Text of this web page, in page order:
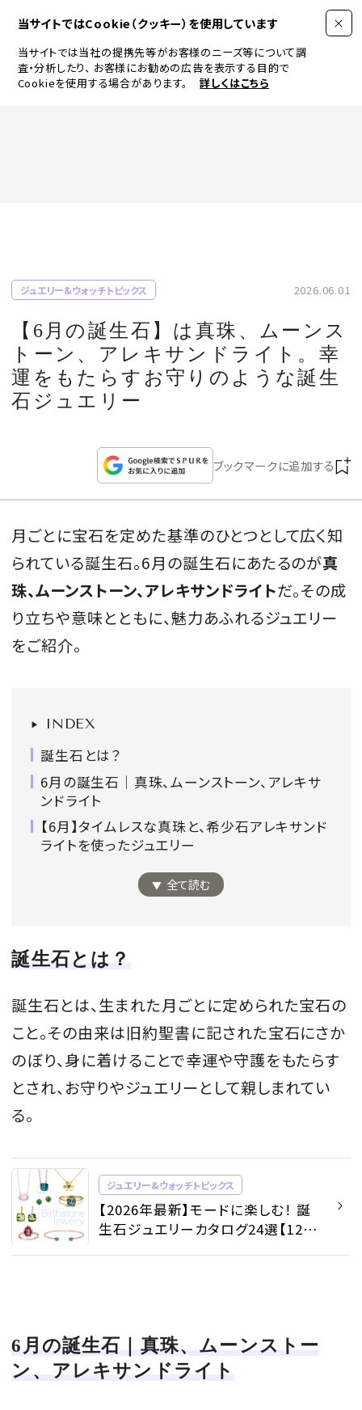
当サイトではCookie（クッキー）を使用しています
当サイトでは当社の提携先等がお客様のニーズ等について調
査・分析したり、 お客様にお勧めの広告を表示する目的で
Cookieを使用する場合があります。
詳しくはこちら
JEWELRY & WATCH
LIFESTYLE
CULTURE
COLLECTION
FORTUNE
SDGs
会員登録
Log in or Sign up
SPUR読者のためのメンバーシッププログラム
「The SPUR Club」。便利な機能と特典を無料で楽し
MAGAZINE
SPUR 2026 JULY
2026年9月号
最新号を試し読み
ジュエリー&ウォッチトピックス 2026.06.01
【6月の誕生石】は真珠、ムーンス
トーン、アレキサンドライト。幸
運をもたらすお守りのような誕生
石ジュエリー
ブックマークに追加する
月ごとに宝石を定めた基準のひとつとして広く知
られている誕生石。6月の誕生石にあたるのが真
珠、ムーンストーン、アレキサンドライトだ。その成
り立ちや意味とともに、魅力あふれるジュエリー
をご紹介。
INDEX
誕生石とは？
6月の誕生石｜真珠、ムーンストーン、アレキサ
ンドライト
【6月】タイムレスな真珠と、希少石アレキサンド
ライトを使ったジュエリー
全て読む
誕生石とは？
誕生石とは、生まれた月ごとに定められた宝石の
こと。その由来は旧約聖書に記された宝石にさか
のぼり、身に着けることで幸運や守護をもたらす
とされ、お守りやジュエリーとして親しまれてい
る。
ジュエリー&ウォッチトピックス
【2026年最新】モードに楽しむ！ 誕
生石ジュエリーカタログ24選【12か
6月の誕生石｜真珠、ムーンストー
ン、アレキサンドライト